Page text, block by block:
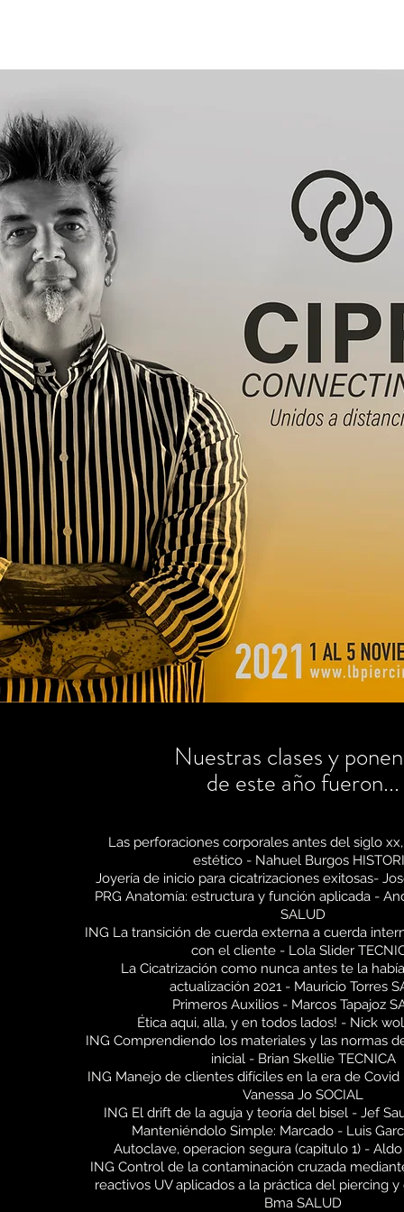
Nuestras clases y
de este año fueron...
Las perforaciones corporales antes del siglo
estético - Nahuel Burgos
Joyería de inicio para cicatrizaciones exitosas-
PRG Anatomía: estructura y función aplicada -
SALUD
ING La transición de cuerda externa a cuerda
con el cliente - Lola Slider
La Cicatrización como nunca antes te la
actualización 2021 - Mauricio Torres
Primeros Auxilios - Marcos Tapajoz
Ética aqui, alla, y en todos lados! - Nick
ING Comprendiendo los materiales y las normas
inicial - Brian Skellie TECNICA
ING Manejo de clientes difíciles en la era de Covid
Vanessa Jo SOCIAL
ING El drift de la aguja y teoría del bisel - Jef
Manteniéndolo Simple: Marcado - Luis
Autoclave, operacion segura (capitulo 1) -
ING Control de la contaminación cruzada
reactivos UV aplicados a la práctica del piercing
Bma SALUD